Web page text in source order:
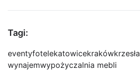
Tagi:
eventyfotelekatowicekrakówkrzesła
wynajemwypożyczalnia mebli